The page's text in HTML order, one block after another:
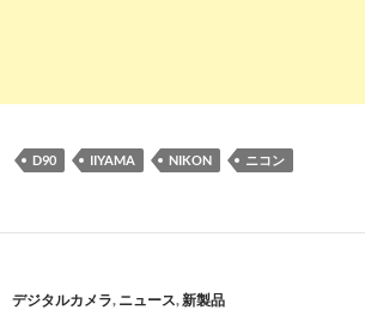
D90 IIYAMA NIKON ニコン
デジタルカメラ, ニュース,新製品